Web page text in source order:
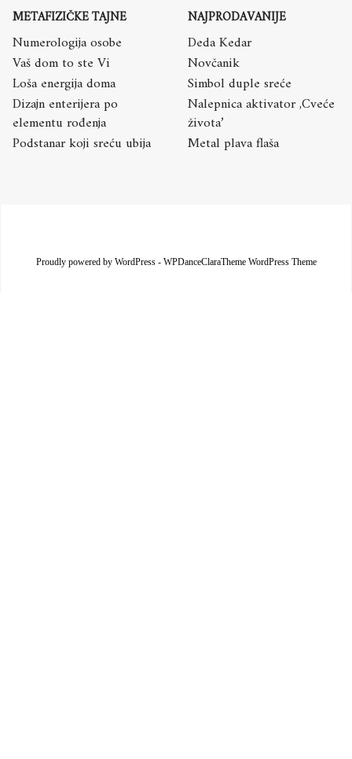
METAFIZIČKE TAJNE
Numerologija osobe
Vaš dom to ste Vi
Loša energija doma
Dizajn enterijera po
elementu rođenja
Podstanar koji sreću ubija
NAJPRODAVANIJE
Deda Kedar
Novčanik
Simbol duple sreće
Nalepnica aktivator ,Cveće
života’
Metal plava flaša
Proudly powered by WordPress- WPDanceClaraTheme WordPress Theme